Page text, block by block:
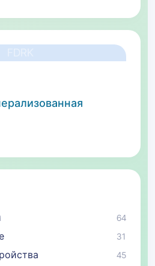
64
31
45